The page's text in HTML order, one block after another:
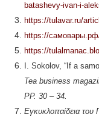
batashevy-ivan-i-
https://tulavar.ru/
https://
https://
I. Sokolov, “If a
Tea business
PP. 30 – 34.
Εγκυκλοπαίδεια του